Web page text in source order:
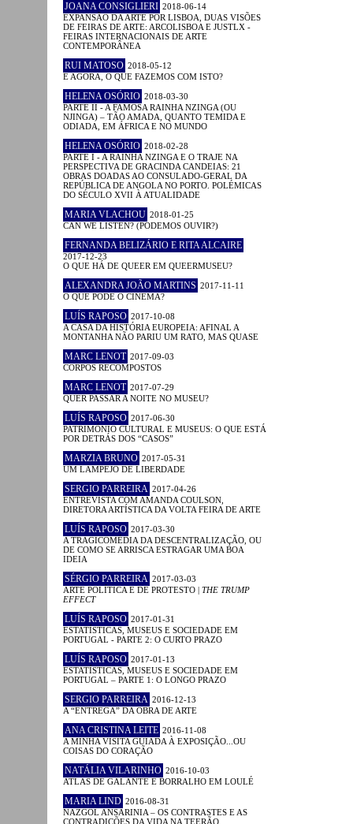
JOANA CONSIGLIERI 2018-06-14
EXPANSÃO DA ARTE POR LISBOA, DUAS VISÕES
DE FEIRAS DE ARTE: ARCOLISBOA E JUSTLX -
FEIRAS INTERNACIONAIS DE ARTE
CONTEMPORÂNEA
RUI MATOSO 2018-05-12
E AGORA, O QUE FAZEMOS COM ISTO?
HELENA OSÓRIO 2018-03-30
PARTE II - A FAMOSA RAINHA NZINGA (OU
NJINGA) – TÃO AMADA, QUANTO TEMIDA E
ODIADA, EM ÁFRICA E NO MUNDO
HELENA OSÓRIO 2018-02-28
PARTE I - A RAINHA NZINGA E O TRAJE NA
PERSPECTIVA DE GRACINDA CANDEIAS: 21
OBRAS DOADAS AO CONSULADO-GERAL DA
REPÚBLICA DE ANGOLA NO PORTO. POLÉMICAS
DO SÉCULO XVII À ATUALIDADE
MARIA VLACHOU 2018-01-25
CAN WE LISTEN? (PODEMOS OUVIR?)
FERNANDA BELIZÁRIO E RITA ALCAIRE
2017-12-23
O QUE HÁ DE QUEER EM QUEERMUSEU?
ALEXANDRA JOÃO MARTINS 2017-11-11
O QUE PODE O CINEMA?
LUÍS RAPOSO 2017-10-08
A CASA DA HISTÓRIA EUROPEIA: AFINAL A
MONTANHA NÃO PARIU UM RATO, MAS QUASE
MARC LENOT 2017-09-03
CORPOS RECOMPOSTOS
MARC LENOT 2017-07-29
QUER PASSAR A NOITE NO MUSEU?
LUÍS RAPOSO 2017-06-30
PATRIMÓNIO CULTURAL E MUSEUS: O QUE ESTÁ
POR DETRÁS DOS “CASOS”
MARZIA BRUNO 2017-05-31
UM LAMPEJO DE LIBERDADE
SERGIO PARREIRA 2017-04-26
ENTREVISTA COM AMANDA COULSON,
DIRETORA ARTÍSTICA DA VOLTA FEIRA DE ARTE
LUÍS RAPOSO 2017-03-30
A TRAGICOMÉDIA DA DESCENTRALIZAÇÃO, OU
DE COMO SE ARRISCA ESTRAGAR UMA BOA
IDEIA
SÉRGIO PARREIRA 2017-03-03
ARTE POLÍTICA E DE PROTESTO | THE TRUMP
EFFECT
LUÍS RAPOSO 2017-01-31
ESTATÍSTICAS, MUSEUS E SOCIEDADE EM
PORTUGAL - PARTE 2: O CURTO PRAZO
LUÍS RAPOSO 2017-01-13
ESTATÍSTICAS, MUSEUS E SOCIEDADE EM
PORTUGAL – PARTE 1: O LONGO PRAZO
SERGIO PARREIRA 2016-12-13
A “ENTREGA” DA OBRA DE ARTE
ANA CRISTINA LEITE 2016-11-08
A MINHA VISITA GUIADA À EXPOSIÇÃO...OU
COISAS DO CORAÇÃO
NATÁLIA VILARINHO 2016-10-03
ATLAS DE GALANTE E BORRALHO EM LOULÉ
MARIA LIND 2016-08-31
NAZGOL ANSARINIA – OS CONTRASTES E AS
CONTRADIÇÕES DA VIDA NA TEERÃO